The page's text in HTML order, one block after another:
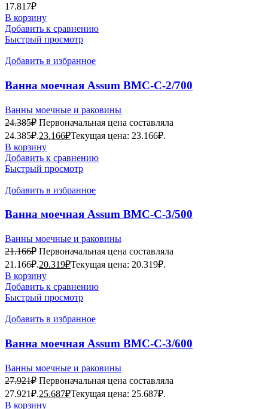
17.817₽
В корзину
Добавить к сравнению
Быстрый просмотр
Добавить в избранное
Ванна моечная Assum ВМС-С-2/700
Ванны моечные и раковины
24.385₽ Первоначальная цена составляла
24.385₽.23.166₽Текущая цена: 23.166₽.
В корзину
Добавить к сравнению
Быстрый просмотр
Добавить в избранное
Ванна моечная Assum ВМС-С-3/500
Ванны моечные и раковины
21.166₽ Первоначальная цена составляла
21.166₽.20.319₽Текущая цена: 20.319₽.
В корзину
Добавить к сравнению
Быстрый просмотр
Добавить в избранное
Ванна моечная Assum ВМС-С-3/600
Ванны моечные и раковины
27.921₽ Первоначальная цена составляла
27.921₽.25.687₽Текущая цена: 25.687₽.
В корзину